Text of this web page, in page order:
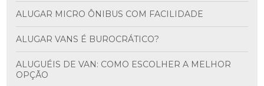
ALUGAR MICRO ÔNIBUS COM FACILIDADE
ALUGAR VANS É BUROCRÁTICO?
ALUGUÉIS DE VAN: COMO ESCOLHER A MELHOR
OPÇÃO